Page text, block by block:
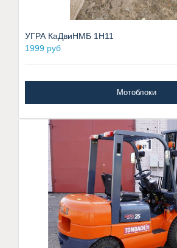
УГРА КаДвиНМБ 1Н11
1999 руб
Мотоблоки